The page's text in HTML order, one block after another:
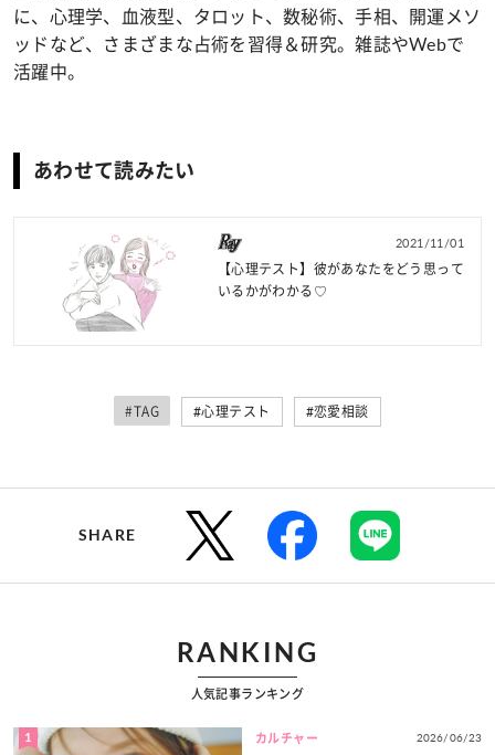
に、心理学、血液型、タロット、数秘術、手相、開運メソ
ッドなど、さまざまな占術を習得＆研究。雑誌やWebで
活躍中。
あわせて読みたい
2021/11/01
【心理テスト】彼があなたをどう思って
いるかがわかる♡
#TAG #心理テスト #恋愛相談
SHARE
RANKING
人気記事ランキング
1 カルチャー 2026/06/23